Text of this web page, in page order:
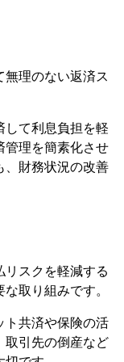
無理のない返済ス
して利息負担を軽
管理を簡素化させ
、財務状況の改善
リスクを軽減する
取り組みです。
ト共済や保険の活
取引先の倒産など